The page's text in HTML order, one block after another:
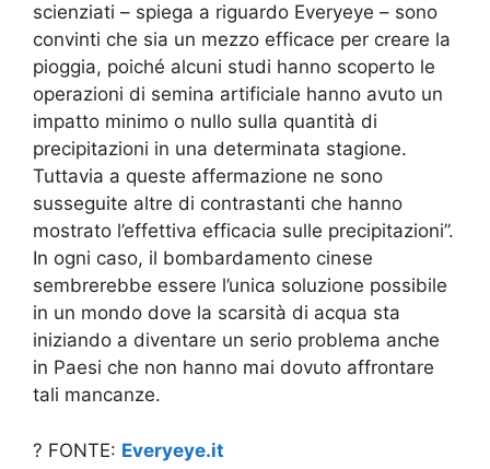
scienziati – spiega a riguardo Everyeye – sono
convinti che sia un mezzo efficace per creare la
pioggia, poiché alcuni studi hanno scoperto le
operazioni di semina artificiale hanno avuto un
impatto minimo o nullo sulla quantità di
precipitazioni in una determinata stagione.
Tuttavia a queste affermazione ne sono
susseguite altre di contrastanti che hanno
mostrato l’effettiva efficacia sulle precipitazioni”.
In ogni caso, il bombardamento cinese
sembrerebbe essere l’unica soluzione possibile
in un mondo dove la scarsità di acqua sta
iniziando a diventare un serio problema anche
in Paesi che non hanno mai dovuto affrontare
tali mancanze.
? FONTE: Everyeye.it